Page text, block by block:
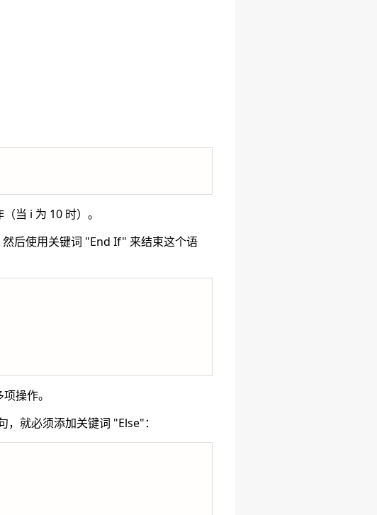
当 i 为 10 时）。
后使用关键词 "End If" 来结束这个语
操作。
就必须添加关键词 "Else"：